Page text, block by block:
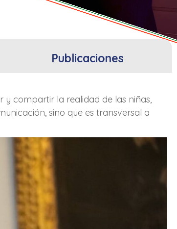
Publicaciones
compartir la realidad de las niñas,
sino que es transversal a